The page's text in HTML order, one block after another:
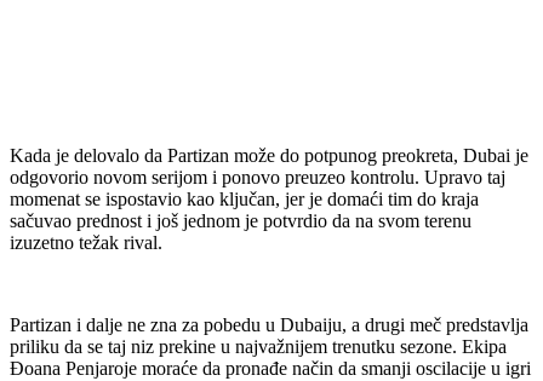
Kada je delovalo da Partizan može do potpunog preokreta, Dubai je
odgovorio novom serijom i ponovo preuzeo kontrolu. Upravo taj
momenat se ispostavio kao ključan, jer je domaći tim do kraja
sačuvao prednost i još jednom je potvrdio da na svom terenu
izuzetno težak rival.
Partizan i dalje ne zna za pobedu u Dubaiju, a drugi meč predstavlja
priliku da se taj niz prekine u najvažnijem trenutku sezone. Ekipa
Đoana Penjaroje moraće da pronađe način da smanji oscilacije u igri